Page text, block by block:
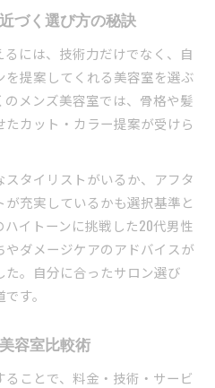
づく選び方の秘訣
には、技術力だけでなく、自
提案してくれる美容室を選ぶ
メンズ美容室では、骨格や髪
カット・カラー提案が受けら
タイリストがいるか、アフタ
充実しているかも選択基準と
イトーンに挑戦した20代男性
ダメージケアのアドバイスが
。自分に合ったサロン選び
す。
容室比較術
ことで、料金・技術・サービ